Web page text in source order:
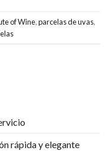
of Wine,parcelas de uvas,
rápida y elegante